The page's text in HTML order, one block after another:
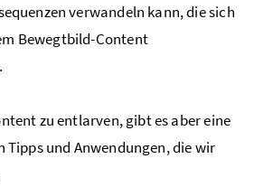
verwandeln kann, die sich
Bewegtbild-Content
zu entlarven, gibt es aber eine
Tipps und Anwendungen, die wir